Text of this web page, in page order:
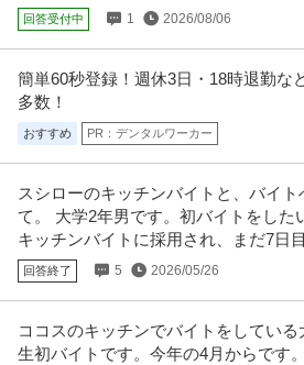
た。
回答受付中 1 2026/08/06
簡単60秒登録！週休3日・18時退勤な
多数！
おすすめ PR：デンタルワーカー
スシローのキッチンバイトと、バイ
て。 大学2年男です。初バイトをした
キッチンバイトに採用され、まだ7日
回答終了 5 2026/05/26
ココスのキッチンでバイトをしている
生初バイトです。今年の4月からです